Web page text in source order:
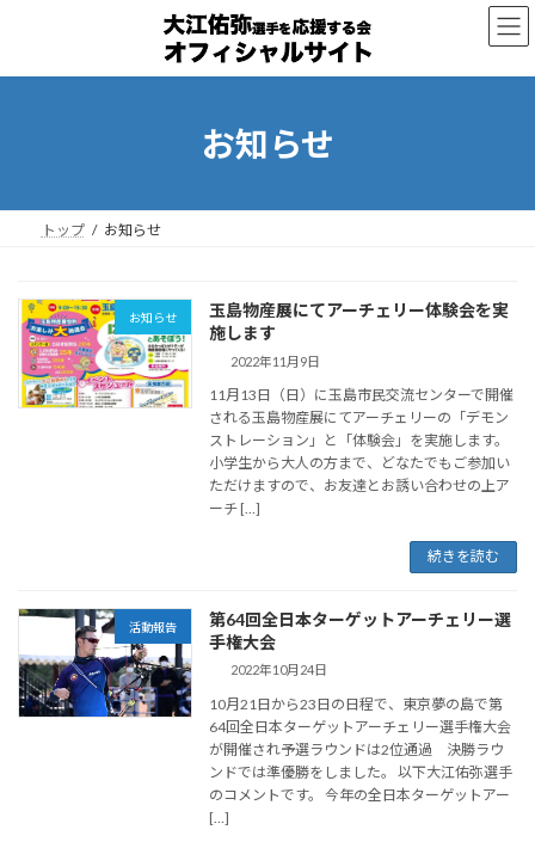
ン
ー
お知らせ
トップ お知らせ
お知らせ
玉島物産展にてアーチェリー体験会を実
施します
2022年11月9日
11月13日（日）に玉島市民交流センターで開催
される玉島物産展にてアーチェリーの「デモン
ストレーション」と「体験会」を実施します。
小学生から大人の方まで、どなたでもご参加い
ただけますので、お友達とお誘い合わせの上ア
ーチ […]
続きを読む
活動報告
第64回全日本ターゲットアーチェリー選
手権大会
2022年10月24日
10月21日から23日の日程で、東京夢の島で第
64回全日本ターゲットアーチェリー選手権大会
が開催され予選ラウンドは2位通過 決勝ラウ
ンドでは準優勝をしました。 以下大江佑弥選手
のコメントです。 今年の全日本ターゲットアー
[…]